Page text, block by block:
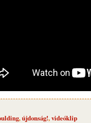
,újdonság!,videóklip